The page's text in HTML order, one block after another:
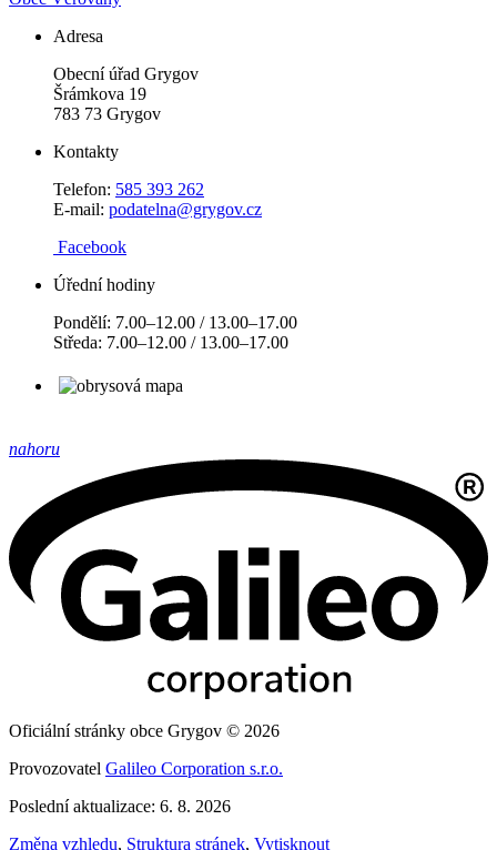
Adresa
Obecní úřad Grygov
Šrámkova 19
783 73 Grygov
Kontakty
Telefon: 585 393 262
E-mail: podatelna@grygov.cz
Facebook
Úřední hodiny
Pondělí: 7.00–12.00 / 13.00–17.00
Středa: 7.00–12.00 / 13.00–17.00
nahoru
Oficiální stránky obce Grygov © 2026
Provozovatel Galileo Corporation s.r.o.
Poslední aktualizace: 6. 8. 2026
Změna vzhledu, Struktura stránek, Vytisknout